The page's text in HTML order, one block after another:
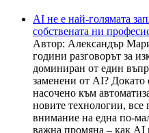
AI не е най-голямата
собствената ни
Автор: Александър
години разговорът за
доминиран от един
заменени от AI?
насочено към
новите технологии,
внимание на една по-
важна промяна – как